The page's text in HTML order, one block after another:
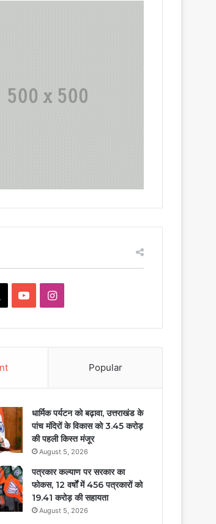
YouTubeInstagram
Popular
धार्मिक पर्यटन को बढ़ावा, उत्तराखंड के
पांच मंदिरों के विकास को 3.45 करोड़
की पहली किस्त मंजूर
August 5, 2026
पत्रकार कल्याण पर सरकार का
फोकस, 12 वर्षों में 456 पत्रकारों को
19.41 करोड़ की सहायता
August 5, 2026